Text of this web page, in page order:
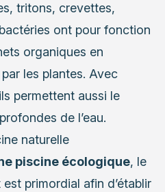
tritons, crevettes,
ont pour fonction
organiques en
les plantes. Avec
permettent aussi le
de l’eau.
naturelle
piscine écologique, le
primordial afin d’établir